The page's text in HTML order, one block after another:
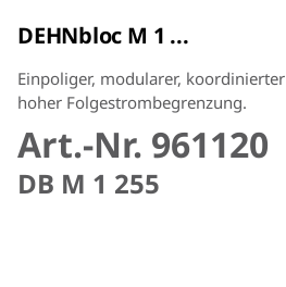
DEHNbloc M 1 ...
Einpoliger, modularer,
hoher Folgestrombegrenzung.
Art.-Nr. 961120
DB M 1 255